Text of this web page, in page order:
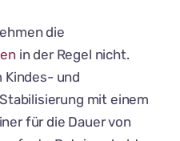
die
in der Regel nicht.
Kindes- und
mit einem
für die Dauer von